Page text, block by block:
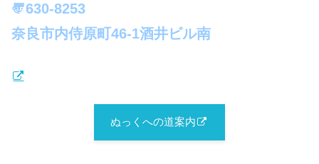
〠630-8253
奈良市内侍原町46-1酒井ビル南
ぬっくへの道案内